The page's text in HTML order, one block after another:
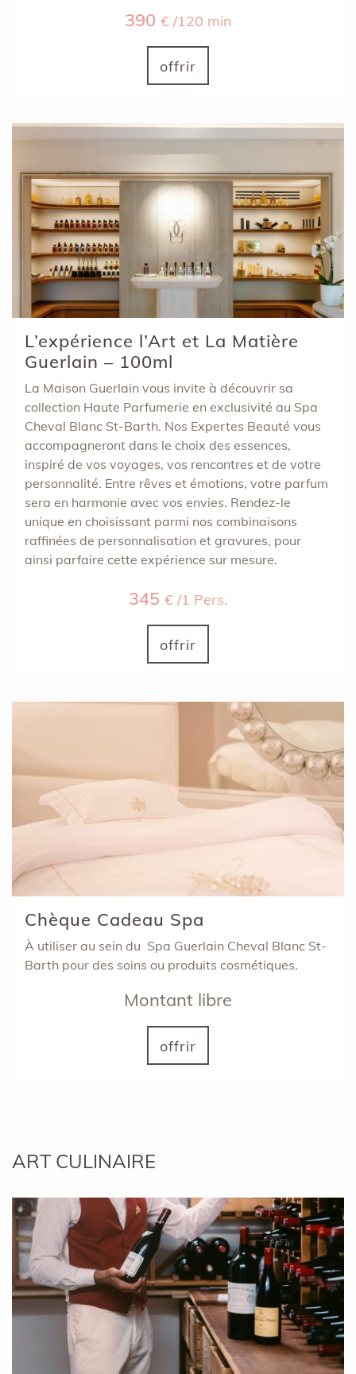
390 € /120 min
offrir
L’expérience l’Art et La Matière
Guerlain – 100ml
La Maison Guerlain vous invite à découvrir sa
collection Haute Parfumerie en exclusivité au Spa
Cheval Blanc St-Barth. Nos Expertes Beauté vous
accompagneront dans le choix des essences,
inspiré de vos voyages, vos rencontres et de votre
personnalité. Entre rêves et émotions, votre parfum
sera en harmonie avec vos envies. Rendez-le
unique en choisissant parmi nos combinaisons
raffinées de personnalisation et gravures, pour
ainsi parfaire cette expérience sur mesure.
345 € /1 Pers.
offrir
Chèque Cadeau Spa
À utiliser au sein du Spa Guerlain Cheval Blanc St-
Barth pour des soins ou produits cosmétiques.
Montant libre
offrir
ART CULINAIRE